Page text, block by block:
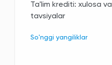
Ta'lim krediti: xulosa va
tavsiyalar
So'nggi yangiliklar